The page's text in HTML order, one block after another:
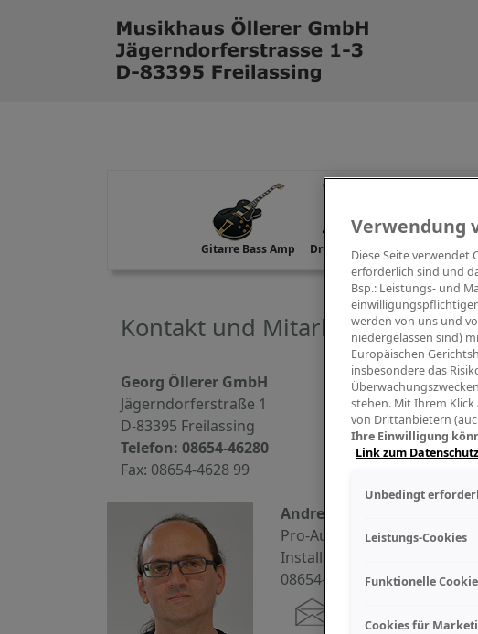
Gitarre Bass Amp Drums Percussion
Kontakt und Mitarbeiter
Georg Öllerer GmbH
Jägerndorferstraße 1
D-83395 Freilassing
Telefon: 08654-46280
Fax: 08654-4628 99
Andreas Pirchner
Pro-Audio,
Installationstechnik
08654-4628-32
Verwendung
Diese Seite
erforderlich sind und
Bsp.: Leistungs- und
werden von uns und
niedergelassen sind)
Europäischen
insbesondere das
stehen. Mit Ihrem Klick
von Drittanbietern
Ihre Einwilligung
Link zum Datenschutz
Unbedingt
Leistungs-Cookies
Funktionelle
Cookies für